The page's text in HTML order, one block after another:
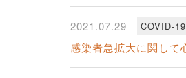
2021.07.29 COVID-19
感染者急拡大に関して